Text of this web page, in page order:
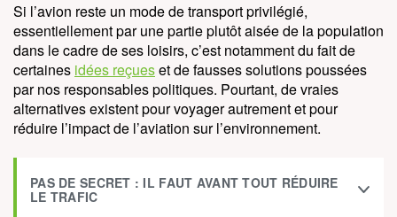
Si l’avion reste un mode de transport privilégié,
essentiellement par une partie plutôt aisée de la population
dans le cadre de ses loisirs, c’est notamment du fait de
certaines idées reçueset de fausses solutions poussées
par nos responsables politiques. Pourtant, de vraies
alternatives existent pour voyager autrement et pour
réduire l’impact de l’aviation sur l’environnement.
PAS DE SECRET : IL FAUT AVANT TOUT RÉDUIRE
LE TRAFIC